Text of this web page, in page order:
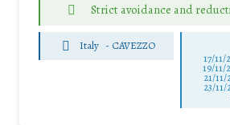
Strict avoidance and
Italy - CAVEZZO
17/
19/
21/
23/